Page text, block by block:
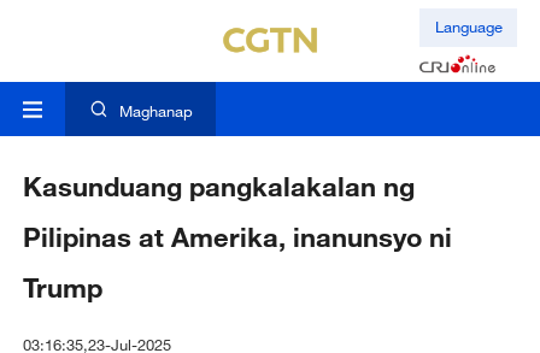
Language
Maghanap
Kasunduang pangkalakalan ng
Pilipinas at Amerika, inanunsyo ni
Trump
03:16:35,23-Jul-2025